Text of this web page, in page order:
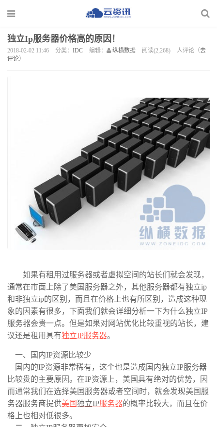
独立Ip服务器价格高的原因！
2018-02-02 11:46 分类： IDC 编辑： 纵横数据 阅读(2,268) 人评论（去
评论）
如果有租用过服务器或者虚拟空间的站长们就会发现，
通常在市面上除了美国服务器之外，其他服务器都有独立ip
和非独立ip的区别，而且在价格上也有所区别，造成这种现
象的因素有很多，下面我们就会详细分析一下为什么独立IP
服务器会贵一点。但是如果对网站优化比较重视的站长，建
议还是租用具有独立IP服务器。
一、国内IP资源比较少
国内的IP资源非常稀有，这个也是造成国内独立IP服务器
比较贵的主要原因。在IP资源上，美国具有绝对的优势，因
而通常我们在选择美国服务器或者空间时，就会发现美国服
务器服务商提供美国 独立IP服务器的概率比较大，而且在价
格上也相对低很多。